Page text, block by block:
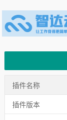
插件名称
插件版本